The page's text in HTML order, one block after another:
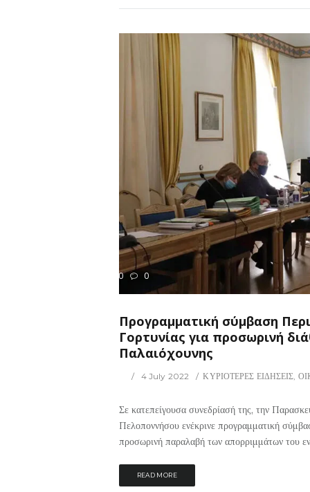
290 0
Προγραμματική σύμβαση
Γορτυνίας για προσωρινή
Παλαιόχουνης
4 July 2022 ΚΥΡΙΟΤΕΡΕΣ ΕΙΔΗΣΕΙΣ
Σε κατεπείγουσα συνεδρίασή της, την
Πελοποννήσου ενέκρινε προγραμματική
προσωρινή παραλαβή των απορριμμάτων του
READ MORE